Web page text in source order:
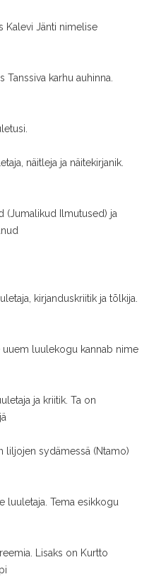
Kalevi Jänti nimelise
karhu auhinna.
näitleja ja näitekirjanik.
(Jumalikud Ilmutused) ja
kirjanduskriitik ja tõlkija.
uuem luulekogu kannab nime
ja kriitik. Ta on
liljojen sydämessä (Ntamo)
luuletaja. Tema esikkogu
Lisaks on Kurtto